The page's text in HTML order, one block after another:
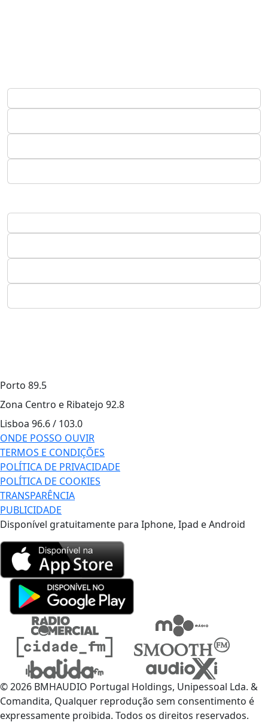
Porto 89.5
Zona Centro e Ribatejo 92.8
Lisboa 96.6 / 103.0
ONDE POSSO OUVIR
TERMOS E CONDIÇÕES
POLÍTICA DE PRIVACIDADE
POLÍTICA DE COOKIES
TRANSPARÊNCIA
PUBLICIDADE
Disponível gratuitamente para Iphone, Ipad e Android
© 2026 BMHAUDIO Portugal Holdings, Unipessoal Lda. &
Comandita, Qualquer reprodução sem consentimento é
expressamente proibida. Todos os direitos reservados.